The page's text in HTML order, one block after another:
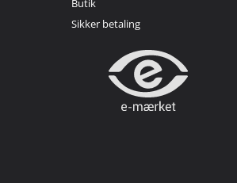
Butik
Sikker betaling